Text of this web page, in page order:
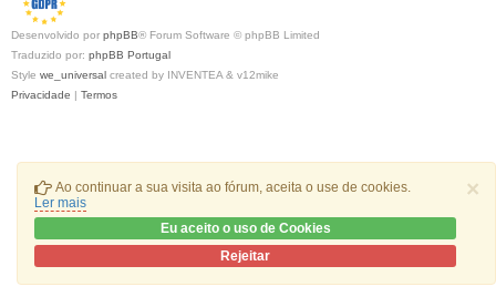
×
Ao continuar a sua visita ao fórum, aceita o use de cookies.
Ler mais
Eu aceito o uso de Cookies
Rejeitar
Desenvolvido por phpBB® Forum Software © phpBB Limited
Traduzido por: phpBB Portugal
Style we_universal created by INVENTEA & v12mike
Privacidade | Termos